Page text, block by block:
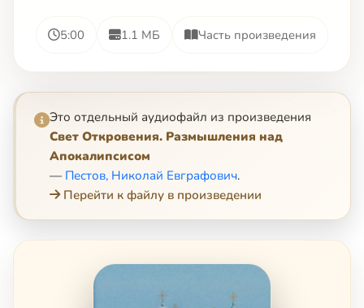
5:00 1.1 МБ Часть произведения
Это отдельный аудиофайл из произведения
Свет Откровения. Размышления над
Апокалипсисом
— Пестов, Николай Евграфович.
Перейти к файлу в произведении